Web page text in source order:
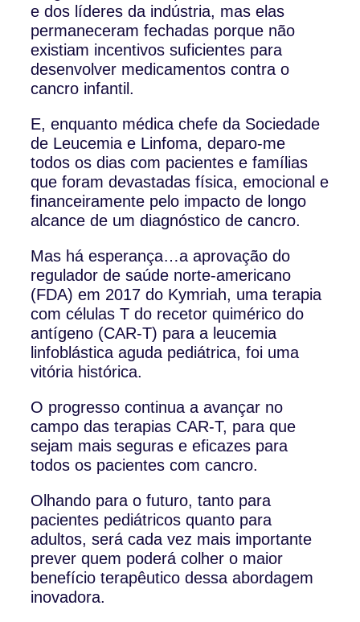
e dos líderes da indústria, mas elas
permaneceram fechadas porque não
existiam incentivos suficientes para
desenvolver medicamentos contra o
cancro infantil.
E, enquanto médica chefe da Sociedade
de Leucemia e Linfoma, deparo-me
todos os dias com pacientes e famílias
que foram devastadas física, emocional e
financeiramente pelo impacto de longo
alcance de um diagnóstico de cancro.
Mas há esperança…a aprovação do
regulador de saúde norte-americano
(FDA) em 2017 do Kymriah, uma terapia
com células T do recetor quimérico do
antígeno (CAR-T) para a leucemia
linfoblástica aguda pediátrica, foi uma
vitória histórica.
O progresso continua a avançar no
campo das terapias CAR-T, para que
sejam mais seguras e eficazes para
todos os pacientes com cancro.
Olhando para o futuro, tanto para
pacientes pediátricos quanto para
adultos, será cada vez mais importante
prever quem poderá colher o maior
benefício terapêutico dessa abordagem
inovadora.